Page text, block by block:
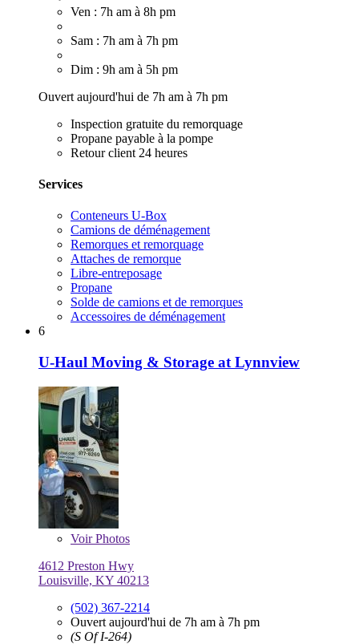
Ven : 7h am à 8h pm
Sam : 7h am à 7h pm
Dim : 9h am à 5h pm
Ouvert aujourd'hui de 7h am à 7h pm
Inspection gratuite du remorquage
Propane payable à la pompe
Retour client 24 heures
Services
Conteneurs U-Box
Camions de déménagement
Remorques et remorquage
Attaches de remorque
Libre-entreposage
Propane
Solde de camions et de remorques
Accessoires de déménagement
6
U-Haul Moving & Storage at Lynnview
VoirPhotos
4612 Preston Hwy
Louisville, KY 40213
(502) 367-2214
Ouvert aujourd'hui de 7h am à 7h pm
(S Of I-264)